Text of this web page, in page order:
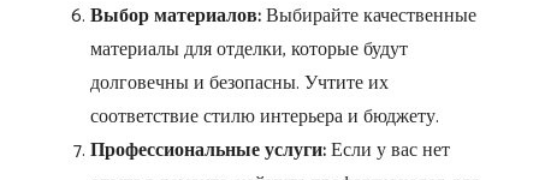
Выбор материалов:Выбирайте качественные
материалы для отделки, которые будут
долговечны и безопасны. Учтите их
соответствие стилю интерьера и бюджету.
Профессиональные услуги:Если у вас нет